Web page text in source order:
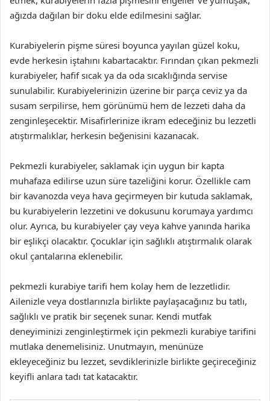
ağızda dağılan bir doku elde edilmesini sağlar.
Kurabiyelerin pişme süresi boyunca yayılan güzel koku,
evde herkesin iştahını kabartacaktır. Fırından çıkan pekmezli
kurabiyeler, hafif sıcak ya da oda sıcaklığında servise
sunulabilir. Kurabiyelerinizin üzerine bir parça ceviz ya da
susam serpilirse, hem görünümü hem de lezzeti daha da
zenginleşecektir. Misafirlerinize ikram edeceğiniz bu lezzetli
atıştırmalıklar, herkesin beğenisini kazanacak.
Pekmezli kurabiyeler, saklamak için uygun bir kapta
muhafaza edilirse uzun süre tazeliğini korur. Özellikle cam
bir kavanozda veya hava geçirmeyen bir kutuda saklamak,
bu kurabiyelerin lezzetini ve dokusunu korumaya yardımcı
olur. Ayrıca, bu kurabiyeler çay veya kahve yanında harika
bir eşlikçi olacaktır. Çocuklar için sağlıklı atıştırmalık olarak
okul çantalarına eklenebilir.
pekmezli kurabiye tarifi hem kolay hem de lezzetlidir.
Ailenizle veya dostlarınızla birlikte paylaşacağınız bu tatlı,
sağlıklı ve pratik bir seçenek sunar. Kendi mutfak
deneyiminizi zenginleştirmek için pekmezli kurabiye tarifini
mutlaka denemelisiniz. Unutmayın, menünüze
ekleyeceğiniz bu lezzet, sevdiklerinizle birlikte geçireceğiniz
keyifli anlara tadı tat katacaktır.